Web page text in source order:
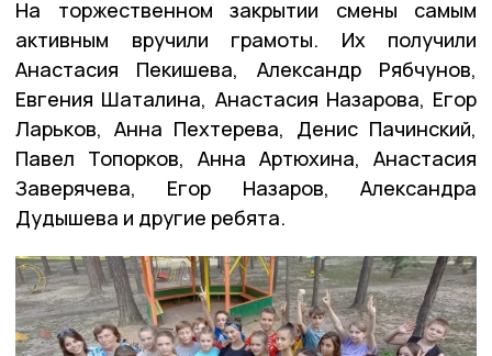
На торжественном закрытии смены самым
активным вручили грамоты. Их получили
Анастасия Пекишева, Александр Рябчунов,
Евгения Шаталина, Анастасия Назарова, Егор
Ларьков, Анна Пехтерева, Денис Пачинский,
Павел Топорков, Анна Артюхина, Анастасия
Заверячева, Егор Назаров, Александра
Дудышева и другие ребята.